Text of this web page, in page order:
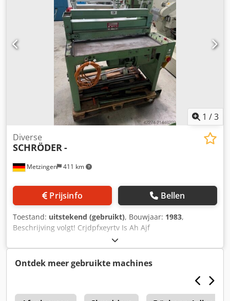
uur zijn. De machine bevindt zich op: U Panelárny 461,
Předměřice nad Labem. Codowhnbfjpfx Ah Asrf
1 /3
Metzingen 411 km
Diverse
SCHRÖDER-
Prijsinfo Bellen
Toestand: uitstekend (gebruikt), Bouwjaar: 1983,
Beschrijving volgt! Crjdpfxeyrtv Is Ah Ajf
Ontdek meer gebruikte machines